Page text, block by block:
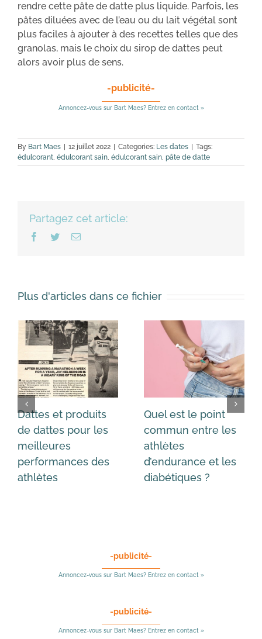
rendre cette pâte de datte plus liquide. Parfois, les
pâtes diluées avec de l’eau ou du lait végétal sont
plus faciles à ajouter à des recettes telles que des
granolas, mais le choix du sirop de dattes peut
alors avoir plus de sens.
-publicité-
Annoncez-vous sur Bart Maes? Entrez en contact »
By Bart Maes 12 juillet 2022 Categories: Les dates
Tags:
édulcorant, édulcorant sain, édulcorant sain, pâte de datte
Partagez cet article:
Facebook
TwitterEmail
Plus d'articles dans ce fichier
Dattes et produits
de dattes pour les
meilleures
performances des
athlètes
Quel est le point
commun entre les
athlètes
d’endurance et les
diabétiques ?
-publicité-
Annoncez-vous sur Bart Maes? Entrez en contact »
-publicité-
Annoncez-vous sur Bart Maes? Entrez en contact »